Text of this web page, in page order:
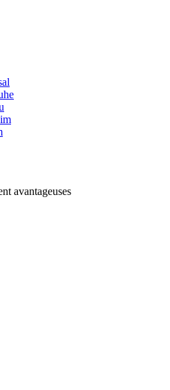
avantageuses